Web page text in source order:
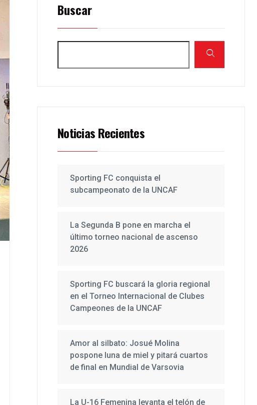
Buscar
Noticias Recientes
Sporting FC conquista el
subcampeonato de la UNCAF
La Segunda B pone en marcha el
último torneo nacional de ascenso
2026
Sporting FC buscará la gloria regional
en el Torneo Internacional de Clubes
Campeones de la UNCAF
Amor al silbato: Josué Molina
pospone luna de miel y pitará cuartos
de final en Mundial de Varsovia
La U-16 Femenina levanta el telón de